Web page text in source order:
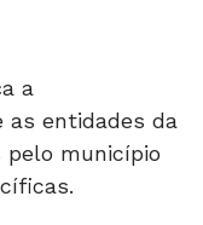
a
as entidades da
pelo município